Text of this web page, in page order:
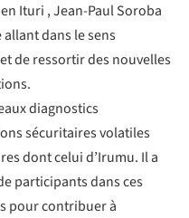
Ituri , Jean-Paul Soroba
dans le sens
de ressortir des nouvelles
diagnostics
sécuritaires volatiles
dont celui d’Irumu. Il a
participants dans ces
pour contribuer à